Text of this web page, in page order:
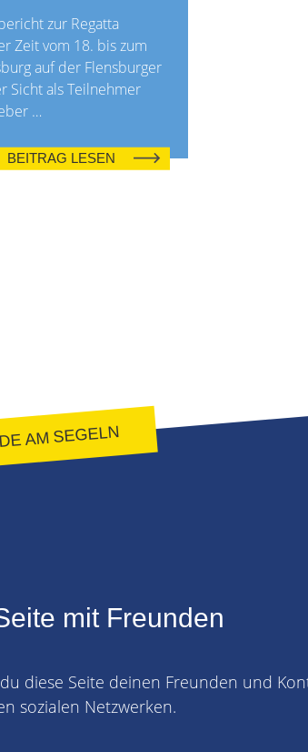
zur Regatta
Zeit vom 18. bis zum
auf der Flensburger
Sicht als Teilnehmer
…
BEITRAG LESEN
AM SEGELN
mit Freunden
diese Seite deinen Freunden und
sozialen Netzwerken.